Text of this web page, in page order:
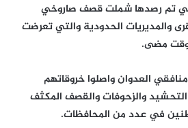
تم رصدها شملت قصف صاروخي
والمديريات الحدودية والتي تعرضت
مضى.
العدوان واصلوا خروقاتهم
التحشيد والزحوفات والقصف المكثف
في عدد من المحافظات.